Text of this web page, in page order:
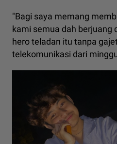
"Bagi saya memang
kami semua dah berjuang
hero teladan itu tanpa
telekomunikasi dari